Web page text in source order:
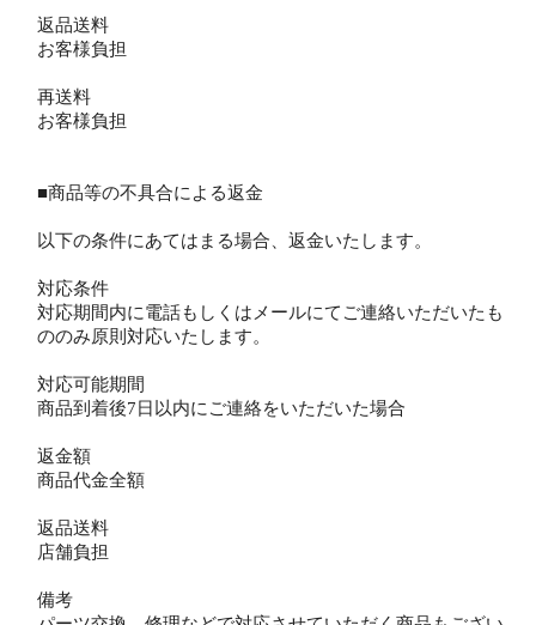
返品送料
お客様負担
再送料
お客様負担
■商品等の不具合による返金
以下の条件にあてはまる場合、返金いたします。
対応条件
対応期間内に電話もしくはメールにてご連絡いただいたも
ののみ原則対応いたします。
対応可能期間
商品到着後7日以内にご連絡をいただいた場合
返金額
商品代金全額
返品送料
店舗負担
備考